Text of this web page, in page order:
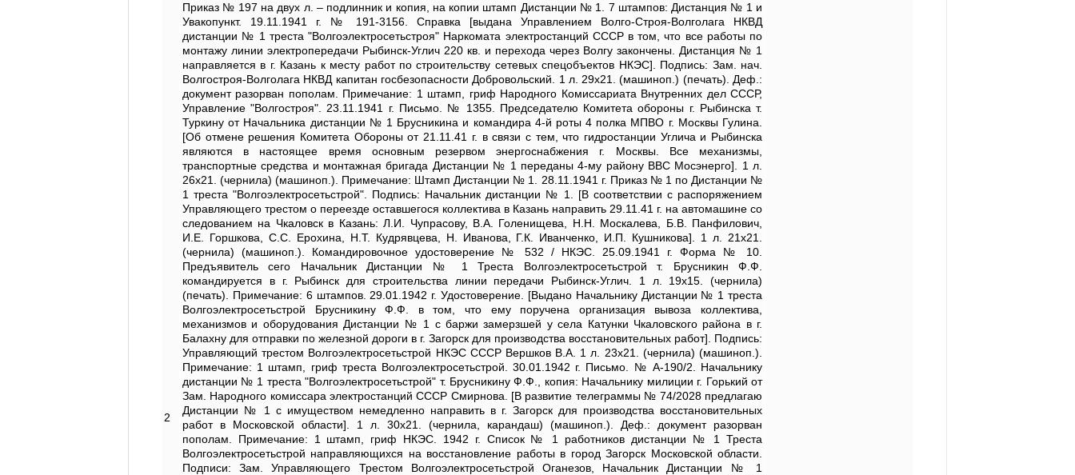
2
Приказ № 197 на двух л. – подлинник и копия, на копии штамп Дистанции № 1. 7 штампов: Дистанция № 1 и
Увакопункт. 19.11.1941 г. № 191-3156. Справка [выдана Управлением Волго-Строя-Волголага НКВД
дистанции № 1 треста "Волгоэлектросетьстроя" Наркомата электростанций СССР в том, что все работы по
монтажу линии электропередачи Рыбинск-Углич 220 кв. и перехода через Волгу закончены. Дистанция № 1
направляется в г. Казань к месту работ по строительству сетевых спецобъектов НКЭС]. Подпись: Зам. нач.
Волгостроя-Волголага НКВД капитан госбезопасности Добровольский. 1 л. 29х21. (машиноп.) (печать). Деф.:
документ разорван пополам. Примечание: 1 штамп, гриф Народного Комиссариата Внутренних дел СССР,
Управление "Волгостроя". 23.11.1941 г. Письмо. № 1355. Председателю Комитета обороны г. Рыбинска т.
Туркину от Начальника дистанции № 1 Брусникина и командира 4-й роты 4 полка МПВО г. Москвы Гулина.
[Об отмене решения Комитета Обороны от 21.11.41 г. в связи с тем, что гидростанции Углича и Рыбинска
являются в настоящее время основным резервом энергоснабжения г. Москвы. Все механизмы,
транспортные средства и монтажная бригада Дистанции № 1 переданы 4-му району ВВС Мосэнерго]. 1 л.
26х21. (чернила) (машиноп.). Примечание: Штамп Дистанции № 1. 28.11.1941 г. Приказ № 1 по Дистанции №
1 треста "Волгоэлектросетьстрой". Подпись: Начальник дистанции № 1. [В соответствии с распоряжением
Управляющего трестом о переезде оставшегося коллектива в Казань направить 29.11.41 г. на автомашине со
следованием на Чкаловск в Казань: Л.И. Чупрасову, В.А. Голенищева, Н.Н. Москалева, Б.В. Панфилович,
И.Е. Горшкова, С.С. Ерохина, Н.Т. Кудрявцева, Н. Иванова, Г.К. Иванченко, И.П. Кушникова]. 1 л. 21х21.
(чернила) (машиноп.). Командировочное удостоверение № 532 / НКЭС. 25.09.1941 г. Форма № 10.
Предъявитель сего Начальник Дистанции № 1 Треста Волгоэлектросетьстрой т. Брусникин Ф.Ф.
командируется в г. Рыбинск для строительства линии передачи Рыбинск-Углич. 1 л. 19х15. (чернила)
(печать). Примечание: 6 штампов. 29.01.1942 г. Удостоверение. [Выдано Начальнику Дистанции № 1 треста
Волгоэлектросетьстрой Брусникину Ф.Ф. в том, что ему поручена организация вывоза коллектива,
механизмов и оборудования Дистанции № 1 с баржи замерзшей у села Катунки Чкаловского района в г.
Балахну для отправки по железной дороги в г. Загорск для производства восстановительных работ]. Подпись:
Управляющий трестом Волгоэлектросетьстрой НКЭС СССР Вершков В.А. 1 л. 23х21. (чернила) (машиноп.).
Примечание: 1 штамп, гриф треста Волгоэлектросетьстрой. 30.01.1942 г. Письмо. № А-190/2. Начальнику
дистанции № 1 треста "Волгоэлектросетьстрой" т. Брусникину Ф.Ф., копия: Начальнику милиции г. Горький от
Зам. Народного комиссара электростанций СССР Смирнова. [В развитие телеграммы № 74/2028 предлагаю
Дистанции № 1 с имуществом немедленно направить в г. Загорск для производства восстановительных
работ в Московской области]. 1 л. 30х21. (чернила, карандаш) (машиноп.). Деф.: документ разорван
пополам. Примечание: 1 штамп, гриф НКЭС. 1942 г. Список № 1 работников дистанции № 1 Треста
Волгоэлектросетьстрой направляющихся на восстановление работы в город Загорск Московской области.
Подписи: Зам. Управляющего Трестом Волгоэлектросетьстрой Оганезов, Начальник Дистанции № 1